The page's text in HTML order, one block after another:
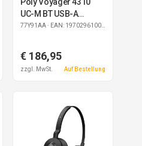
UC-M BT USB-A
Headset
77Y91AA · EAN: 197029610034
€ 186,95
zzgl. MwSt. Auf Bestellung